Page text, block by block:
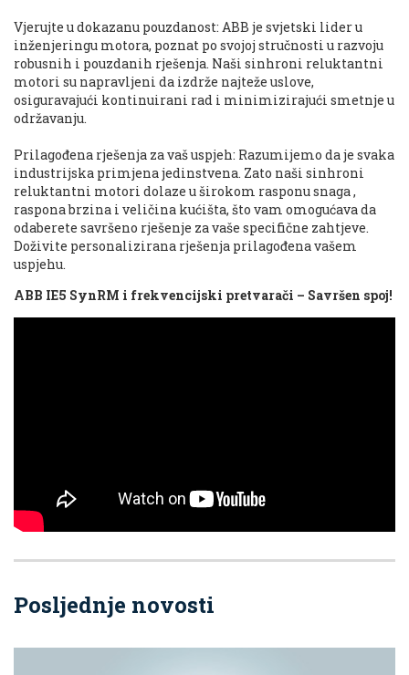
Vjerujte u dokazanu pouzdanost: ABB je svjetski lider u
inženjeringu motora, poznat po svojoj stručnosti u razvoju
robusnih i pouzdanih rješenja. Naši sinhroni reluktantni
motori su napravljeni da izdrže najteže uslove,
osiguravajući kontinuirani rad i minimizirajući smetnje u
održavanju.
Prilagođena rješenja za vaš uspjeh: Razumijemo da je svaka
industrijska primjena jedinstvena. Zato naši sinhroni
reluktantni motori dolaze u širokom rasponu snaga ,
raspona brzina i veličina kućišta, što vam omogućava da
odaberete savršeno rješenje za vaše specifične zahtjeve.
Doživite personalizirana rješenja prilagođena vašem
uspjehu.
ABB IE5 SynRM i frekvencijski pretvarači – Savršen spoj!
Posljednje novosti